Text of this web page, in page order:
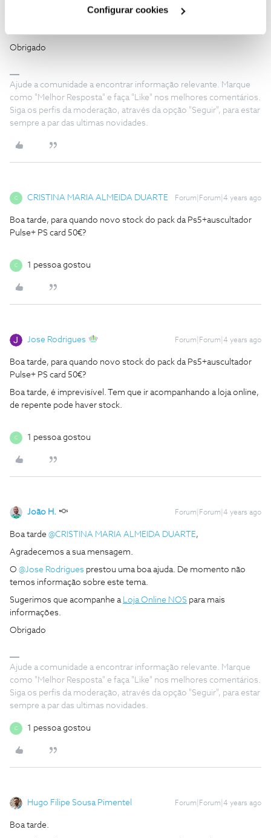
Configurar cookies
Obrigado
Ajude a comunidade a encontrar informação relevante. Marque
como "Melhor Resposta" e faça "Like" nos melhores comentários.
Siga os perfis da moderação, através da opção "Seguir", para estar
sempre a par das ultimas novidades.
C CRISTINA MARIA ALMEIDA DUARTE Forum|Forum|4 years ago
Boa tarde, para quando novo stock do pack da Ps5+auscultador
Pulse+ PS card 50€?
C 1 pessoa gostou
Jose Rodrigues Forum|Forum|4 years ago
Boa tarde, para quando novo stock do pack da Ps5+auscultador
Pulse+ PS card 50€?
Boa tarde, é imprevisível. Tem que ir acompanhando a loja online,
de repente pode haver stock.
C 1 pessoa gostou
João H. Forum|Forum|4 years ago
Boa tarde @CRISTINA MARIA ALMEIDA DUARTE,
Agradecemos a sua mensagem.
O @Jose Rodrigues prestou uma boa ajuda. De momento não
temos informação sobre este tema.
Sugerimos que acompanhe a Loja Online NOS para mais
informações.
Obrigado
Ajude a comunidade a encontrar informação relevante. Marque
como "Melhor Resposta" e faça "Like" nos melhores comentários.
Siga os perfis da moderação, através da opção "Seguir", para estar
sempre a par das ultimas novidades.
C 1 pessoa gostou
Hugo Filipe Sousa Pimentel Forum|Forum|4 years ago
Boa tarde.